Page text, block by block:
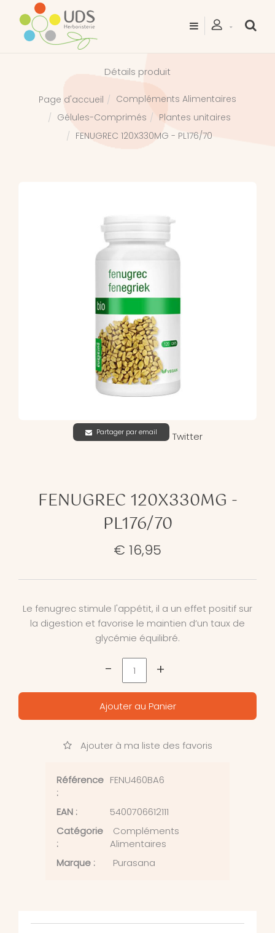
Détails produit
Page d'accueil
Compléments Alimentaires
Gélules-Comprimés
Plantes unitaires
FENUGREC 120X330MG - PL176/70
Partager par email Twitter
FENUGREC 120X330MG -
PL176/70
€ 16,95
Le fenugrec stimule l'appétit, il a un effet positif sur
la digestion et favorise le maintien d’un taux de
glycémie équilibré.
- +
Ajouter au Panier
Ajouter à ma liste des favoris
Référence
:
FENU460BA6
EAN :
5400706612111
Catégorie
:
Compléments
Alimentaires
Marque :
Purasana